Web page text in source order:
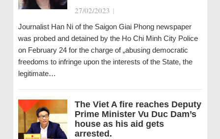
27/02/2023 |
Journalist Han Ni of the Saigon Giai Phong newspaper
was probed and detained by the Ho Chi Minh City Police
on February 24 for the charge of „abusing democratic
freedoms to infringe upon the interests of the State, the
legitimate…
The Viet A fire reaches Deputy
Prime Minister Vu Duc Dam’s
house as his aid gets
arrested.